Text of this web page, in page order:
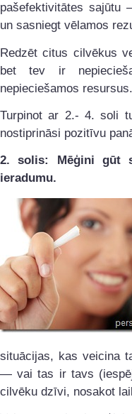
pašefektivitātes sajūtu
un sasniegt vēlamos
Redzēt citus cilvēkus
bet tev ir
nepieciešamos resursus.
Turpinot ar 2.- 4. soli
nostiprināsi pozitīvu
2. solis: Mēģini gūt
ieradumu.
situācijas, kas veicina
— vai tas ir tavs
cilvēku dzīvi, nosakot